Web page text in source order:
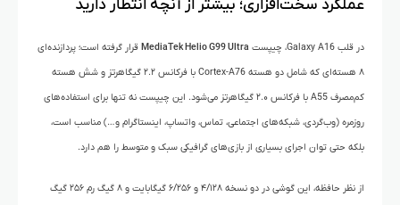
عملکرد سخت‌افزاری؛ بیشتر از آنچه انتظار دارید
در قلب Galaxy A16، چیپست MediaTek Helio G99 Ultra قرار گرفته است؛ پردازنده‌ای
۸ هسته‌ای که شامل دو هسته Cortex-A76 با فرکانس ۲.۲ گیگاهرتز و شش هسته
کم‌مصرف A55 با فرکانس ۲.۰ گیگاهرتز می‌شود. این چیپست نه تنها برای استفاده‌های
روزمره (وب‌گردی، شبکه‌های اجتماعی، تماس، واتساپ، اینستاگرام و…) مناسب است،
بلکه حتی توان اجرای بسیاری از بازی‌های گرافیکی سبک و متوسط را هم دارد.
از نظر حافظه، این گوشی در دو نسخه ۴/۱۲۸ و ۶/۲۵۶ گیگابایت و ۸ گیگ رم ۲۵۶ گیگ